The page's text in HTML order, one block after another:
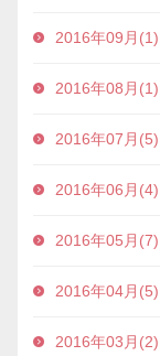
2016年09月(1)
2016年08月(1)
2016年07月(5)
2016年06月(4)
2016年05月(7)
2016年04月(5)
2016年03月(2)